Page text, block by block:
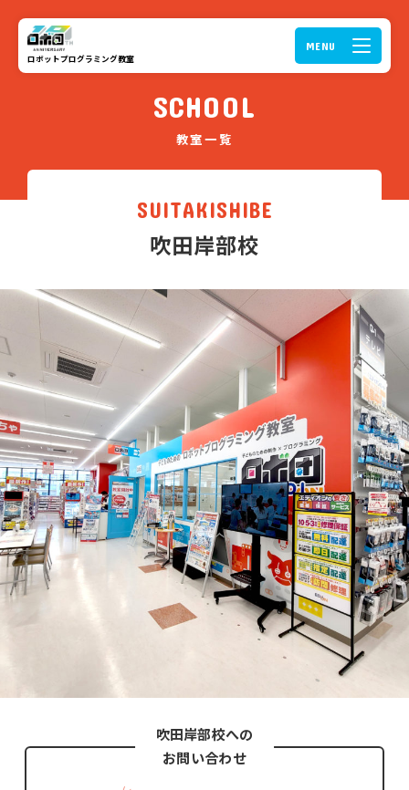
ロボットプログラミング教室
SCHOOL
教室一覧
SUITAKISHIBE
吹田岸部校
吹田岸部校への
お問い合わせ